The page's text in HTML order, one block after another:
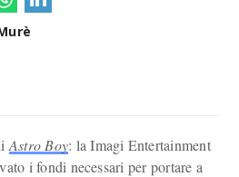
Astro Boy: la Imagi Entertainment
i fondi necessari per portare a